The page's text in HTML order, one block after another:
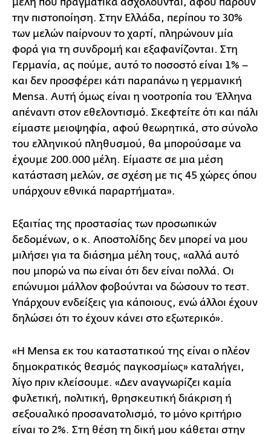
την πιστοποίηση. Στην Ελλάδα, περίπου το 30%
των μελών παίρνουν το χαρτί, πληρώνουν μία
φορά για τη συνδρομή και εξαφανίζονται. Στη
Γερμανία, ας πούμε, αυτό το ποσοστό είναι 1% –
και δεν προσφέρει κάτι παραπάνω η γερμανική
Mensa. Αυτή όμως είναι η νοοτροπία του Έλληνα
απέναντι στον εθελοντισμό. Σκεφτείτε ότι και πάλι
είμαστε μειοψηφία, αφού θεωρητικά, στο σύνολο
του ελληνικού πληθυσμού, θα μπορούσαμε να
έχουμε 200.000 μέλη. Είμαστε σε μια μέση
κατάσταση μελών, σε σχέση με τις 45 χώρες όπου
υπάρχουν εθνικά παραρτήματα».
Εξαιτίας της προστασίας των προσωπικών
δεδομένων, ο κ. Αποστολίδης δεν μπορεί να μου
μιλήσει για τα διάσημα μέλη τους, «αλλά αυτό
που μπορώ να πω είναι ότι δεν είναι πολλά. Οι
επώνυμοι μάλλον φοβούνται να δώσουν το τεστ.
Υπάρχουν ενδείξεις για κάποιους, ενώ άλλοι έχουν
δηλώσει ότι το έχουν κάνει στο εξωτερικό».
«Η Mensa εκ του καταστατικού της είναι ο πλέον
δημοκρατικός θεσμός παγκοσμίως» καταλήγει,
λίγο πριν κλείσουμε. «Δεν αναγνωρίζει καμία
φυλετική, πολιτική, θρησκευτική διάκριση ή
σεξουαλικό προσανατολισμό, το μόνο κριτήριο
είναι το 2%. Στη θέση τη δική μου κάθεται στην